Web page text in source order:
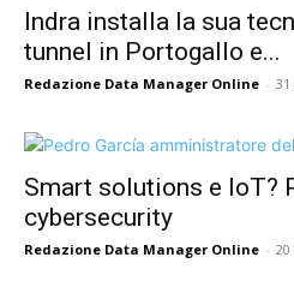
Indra installa la sua
tunnel in Portogallo e...
Redazione Data Manager Online - 31
Smart solutions e IoT?
cybersecurity
Redazione Data Manager Online - 20